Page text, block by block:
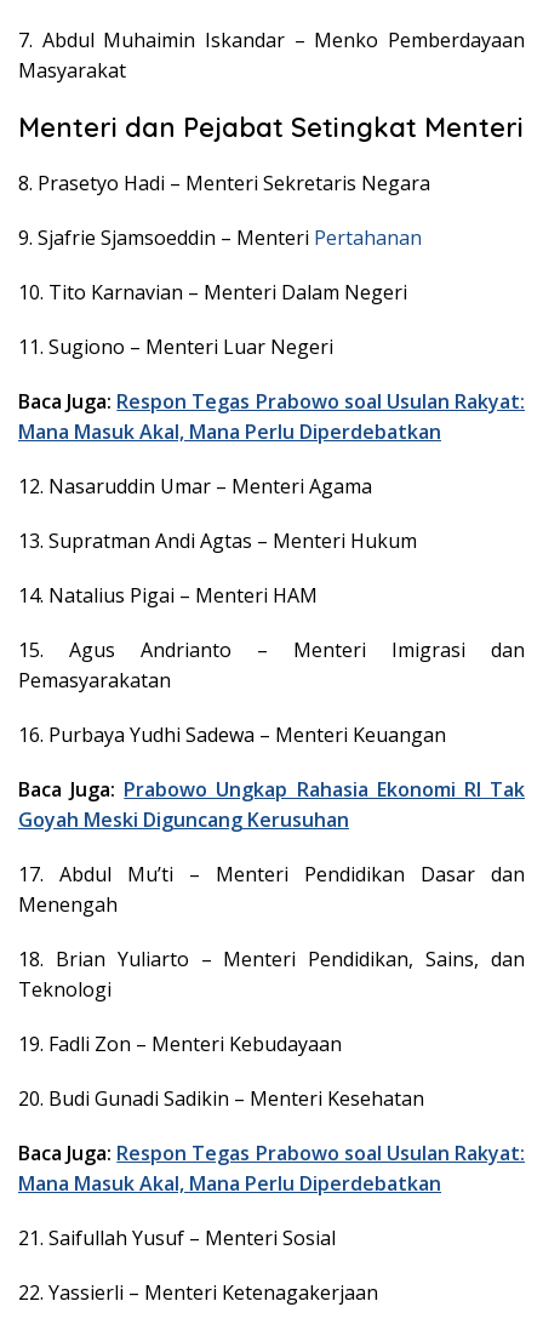
7. Abdul Muhaimin Iskandar – Menko Pemberdayaan
Masyarakat
Menteri dan Pejabat Setingkat Menteri
8. Prasetyo Hadi – Menteri Sekretaris Negara
9. Sjafrie Sjamsoeddin – Menteri Pertahanan
10. Tito Karnavian – Menteri Dalam Negeri
11. Sugiono – Menteri Luar Negeri
Baca Juga: Respon Tegas Prabowo soal Usulan Rakyat:
Mana Masuk Akal, Mana Perlu Diperdebatkan
12. Nasaruddin Umar – Menteri Agama
13. Supratman Andi Agtas – Menteri Hukum
14. Natalius Pigai – Menteri HAM
15. Agus Andrianto – Menteri Imigrasi dan
Pemasyarakatan
16. Purbaya Yudhi Sadewa – Menteri Keuangan
Baca Juga: Prabowo Ungkap Rahasia Ekonomi RI Tak
Goyah Meski Diguncang Kerusuhan
17. Abdul Mu’ti – Menteri Pendidikan Dasar dan
Menengah
18. Brian Yuliarto – Menteri Pendidikan, Sains, dan
Teknologi
19. Fadli Zon – Menteri Kebudayaan
20. Budi Gunadi Sadikin – Menteri Kesehatan
Baca Juga: Respon Tegas Prabowo soal Usulan Rakyat:
Mana Masuk Akal, Mana Perlu Diperdebatkan
21. Saifullah Yusuf – Menteri Sosial
22. Yassierli – Menteri Ketenagakerjaan